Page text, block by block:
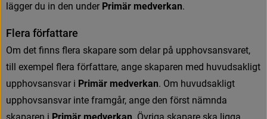
lägger du in den under Primär medverkan.
F era författare
Om det fnns fera skapare som delar på upphovsansvaret,
till exempel fera författare, ange skaparen med huvudsakligt
upphovsansvar i Primär medverkan. Om huvudsakligt
upphovsansvar inte framgår, ange den först nämnda